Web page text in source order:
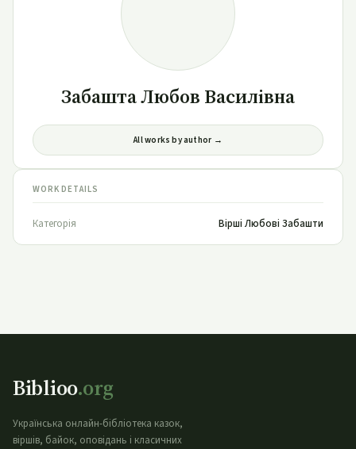
Забашта Любов Василівна
All works by author →
WORK DETAILS
Категорія Вірші Любові Забашти
Biblioo.org
Українська онлайн-бібліотека казок,
віршів, байок, оповідань і класичних